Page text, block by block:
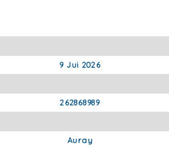
9 Jui 2026
262868989
Auray